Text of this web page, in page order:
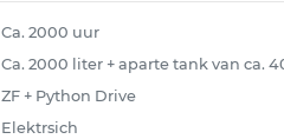
Ca. 2000 uur
Ca. 2000 liter + aparte tank van ca.
ZF + Python Drive
Elektrsich